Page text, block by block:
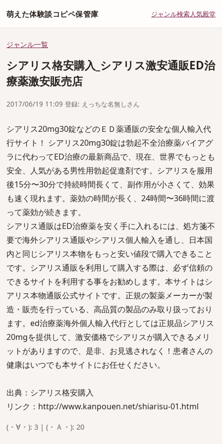
萌えた体験談コピペ保管庫 ジャンル検索人気殿堂
ジャンル一覧
シアリス格安購入_シアリス激安通販ED治
療薬激安販売店
2017/06/19 11:09 登録: えっちな名無しさん
シアリス20mg30錠などのＥＤ薬通販の安全な個人輸入代
行サイト！ シアリス20mg30錠は勃起不全治療薬バイアグ
ラに代わってED治療の最新商品で、現在、世界でもっとも
安全、人気がある男性用勃起促進剤です。シアリスを服用
後15分〜30分で持続時間長くて、副作用が小さくて、効果
も速く現れます。薬効の時間が長く、24時間〜36時間に渡
って薬効が続きます。
シアリス通販はED治療薬を安く手に入れるには、処方箋不
要で海外シアリス通販やシアリス個人輸入を通し、日本国
内と同じシアリス本物をもっと安い値段で購入できること
です。シアリス通販を利用して購入する際は、必ず信頼の
できるサイトを利用する事をお勧めします。本サイトはシ
アリス本物通販公式サイトです。正規の製薬メーカーが製
造・販売を行っている、高品質の製品のみ取り扱っており
ます。ed治療薬海外個人輸入代行としては正規品シアリス
20mgを提供して、激安価格でシアリスが購入できるメリ
ットがありますので、是非、お見逃されなく！患者さんの
健康はいつでも本サイトにお任せください。
出典：シアリス格安購入
リンク：http://www.kanpouen.net/shiarisu-01.html
(・∀・): 3 | (・Ａ・): 20